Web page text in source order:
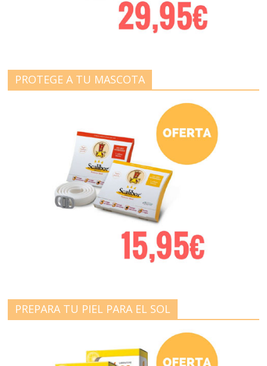
PROTEGE A TU MASCOTA
PREPARA TU PIEL PARA EL SOL